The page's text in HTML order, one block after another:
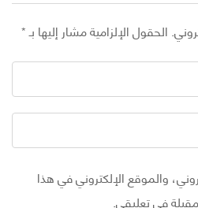
الحقول الإلزامية مشار إليها بـ*
الإلكتروني في هذا
في تعليقي.